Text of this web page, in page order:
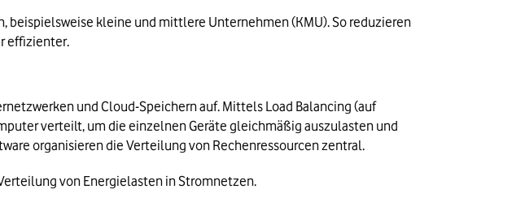
beispielsweise kleine und mittlere Unternehmen (KMU). So reduzieren
effizienter.
und Cloud-Speichern auf. Mittels Load Balancing (auf
verteilt, um die einzelnen Geräte gleichmäßig auszulasten und
organisieren die Verteilung von Rechenressourcen zentral.
von Energielasten in Stromnetzen.